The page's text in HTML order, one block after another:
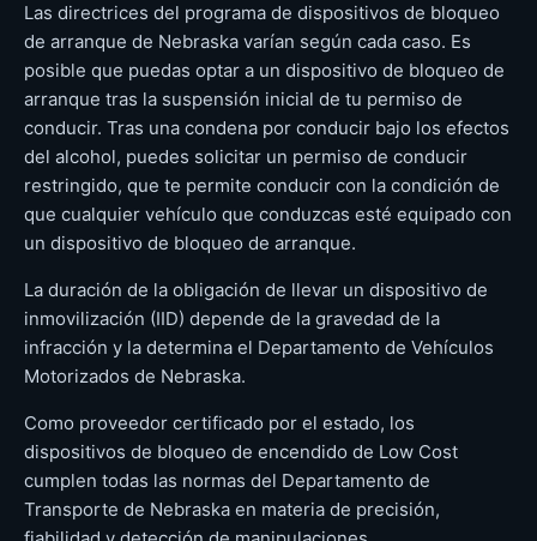
Las directrices del programa de dispositivos de bloqueo
de arranque de Nebraska varían según cada caso. Es
posible que puedas optar a un dispositivo de bloqueo de
arranque tras la suspensión inicial de tu permiso de
conducir. Tras una condena por conducir bajo los efectos
del alcohol, puedes solicitar un permiso de conducir
restringido, que te permite conducir con la condición de
que cualquier vehículo que conduzcas esté equipado con
un dispositivo de bloqueo de arranque.
La duración de la obligación de llevar un dispositivo de
inmovilización (IID) depende de la gravedad de la
infracción y la determina el Departamento de Vehículos
Motorizados de Nebraska.
Como proveedor certificado por el estado, los
dispositivos de bloqueo de encendido de Low Cost
cumplen todas las normas del Departamento de
Transporte de Nebraska en materia de precisión,